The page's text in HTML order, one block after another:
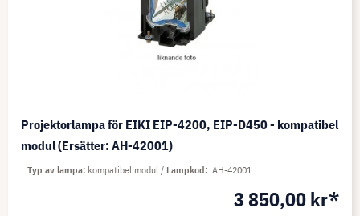
Projektorlampa för EIKI EIP-4200, EIP-D450 - kompatibel
modul (Ersätter: AH-42001)
3 850,00 kr*
Typ av lampa kompatibel modul Lampkod AH-42001